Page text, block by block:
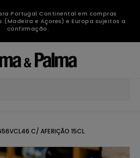
Portugal Continental em compras
(Madeira e Açores) e Europa sujeitos a
confirmação.
C/ AFERIÇÃO 15CL